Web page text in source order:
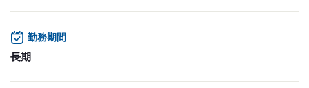
■賞与あり
年2回（7月/10月）：前年度実績4.0ヶ月分
・皆勤手当
勤務期間
長期